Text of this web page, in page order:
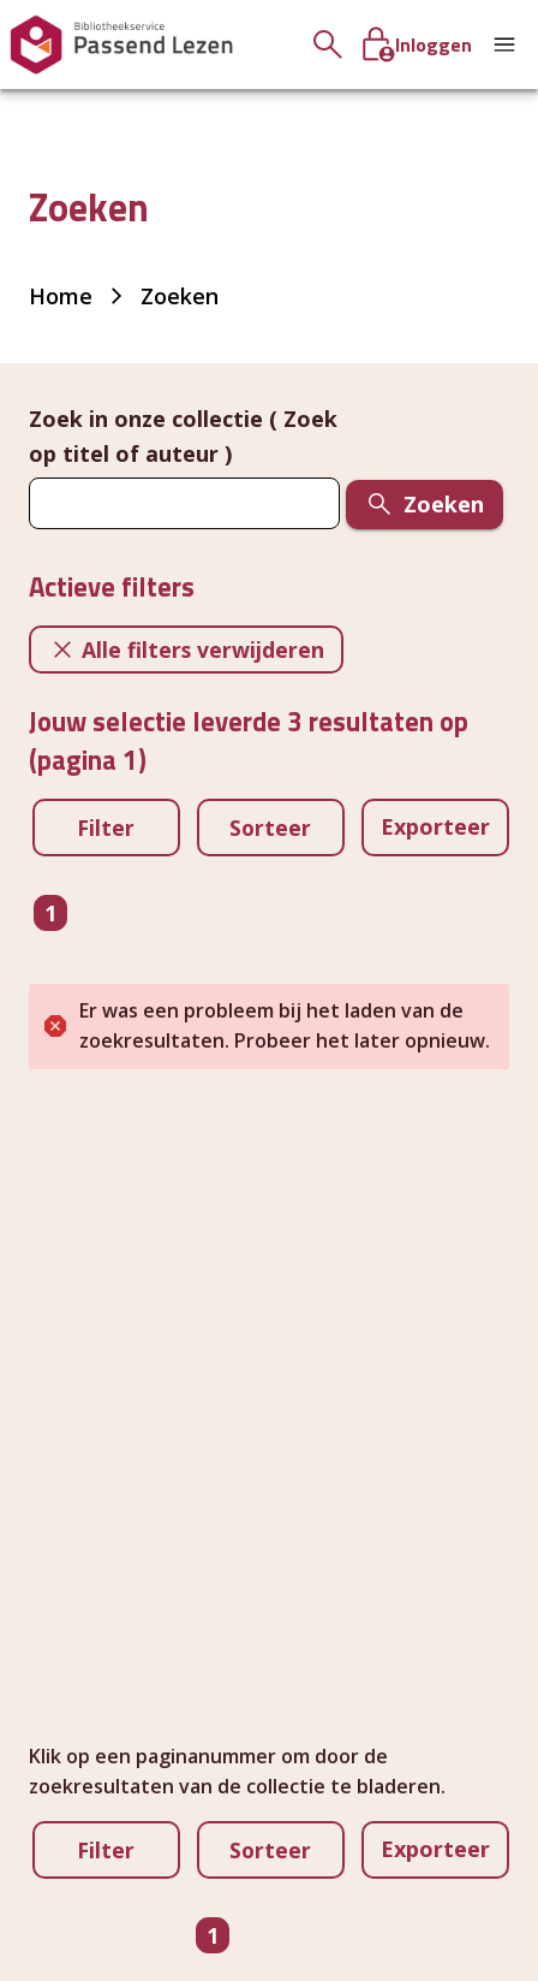
Inloggen
Zoeken
Je
Home Zoeken
Zoek in onze collectie ( Zoek
op titel of auteur )
Zoeken
Actieve filters
Alle filters verwijderen
Jouw selectie leverde 3 resultaten op
(pagina 1)
Filter Sorteer Exporteer
pagina
1
Er was een probleem bij het laden van de
zoekresultaten. Probeer het later opnieuw.
Klik op een paginanummer om door de
zoekresultaten van de collectie te bladeren.
Filter Sorteer Exporteer
Ga naar pagina pagina
1